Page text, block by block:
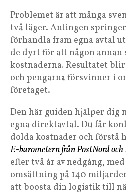
Problemet är att många
två läger. Antingen
förhandla fram egna avtal
de dyrt för att någon annan
kostnaderna. Resultatet
och pengarna försvinner i
företaget.
Den här guiden hjälper dig
egna direktavtal. Du får
dolda kostnader och
E-barometern från PostNord och
efter två år av nedgång,
omsättning på 140
att boosta din logistik till